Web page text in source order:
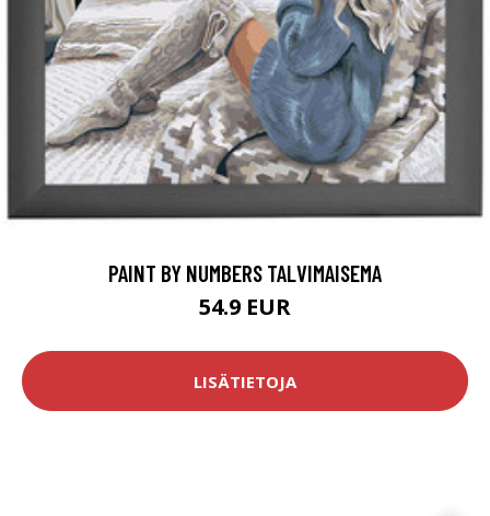
PAINT BY NUMBERS TALVIMAISEMA
54.9 EUR
LISÄTIETOJA